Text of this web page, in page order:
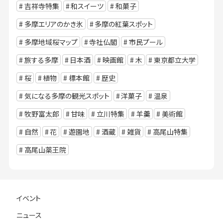
吉祥寺特集
和スイーツ
和菓子
多摩エリアのかき氷
多摩の紅葉スポット
多摩地域桜マップ
寺社仏閣
市民プール
旅する多摩
日本酒 映画館 木
東京都立大学
桜
植物 標本館
歴史
気になる多摩の観光スポット
洋菓子
温泉
牧野富太郎
甘味 立川特集 羊羹
美術館
自然
花 遊園地 酒蔵 雑貨
高尾山特集
高尾山薬王院
イベント
ニュース